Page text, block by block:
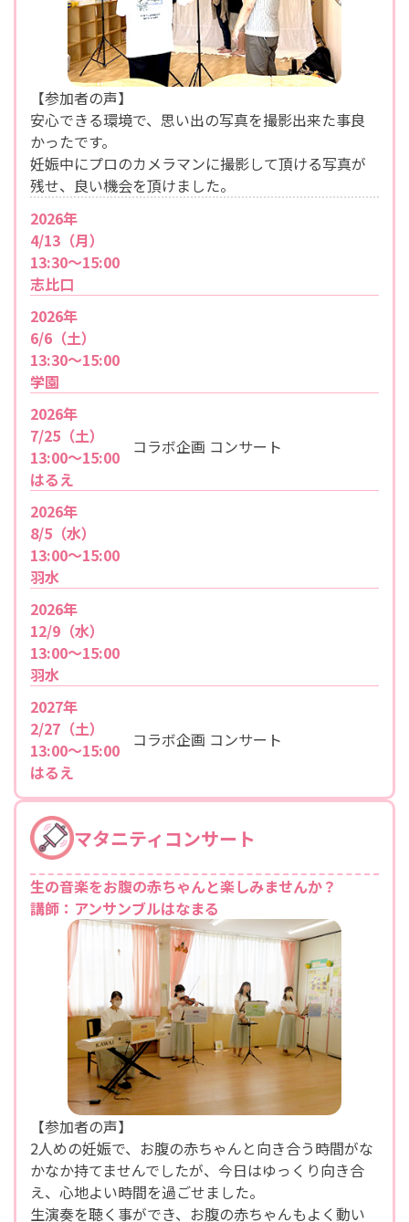
【参加者の声】
安心できる環境で、思い出の写真を撮影出来た事良
かったです。
妊娠中にプロのカメラマンに撮影して頂ける写真が
残せ、良い機会を頂けました。
2026年
4/13（月）
13:30〜15:00
志比口
2026年
6/6（土）
13:30～15:00
学園
2026年
7/25（土）
13:00～15:00
はるえ
コラボ企画 コンサート
2026年
8/5（水）
13:00～15:00
羽水
2026年
12/9（水）
13:00～15:00
羽水
2027年
2/27（土）
13:00～15:00
はるえ
コラボ企画 コンサート
マタニティコンサート
生の音楽をお腹の赤ちゃんと楽しみませんか？
講師：アンサンブルはなまる
【参加者の声】
2人めの妊娠で、お腹の赤ちゃんと向き合う時間がな
かなか持てませんでしたが、今日はゆっくり向き合
え、心地よい時間を過ごせました。
生演奏を聴く事ができ、お腹の赤ちゃんもよく動い